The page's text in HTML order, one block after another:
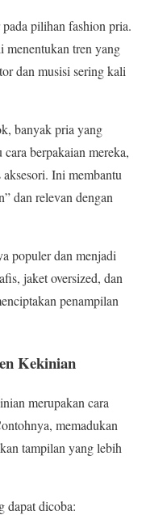
pilihan fashion pria.
menentukan tren yang
dan musisi sering kali
banyak pria yang
berpakaian mereka,
Ini membantu
dan relevan dengan
populer dan menjadi
jaket oversized, dan
penampilan
Kekinian
merupakan cara
memadukan
tampilan yang lebih
dapat dicoba: